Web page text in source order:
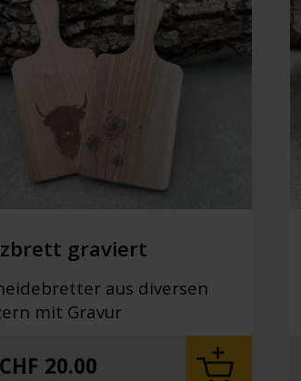
graviert
aus diversen
mit Gravur
CHF 20.00